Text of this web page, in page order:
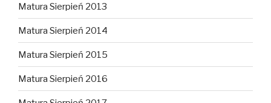
Matura Sierpień 2013
Matura Sierpień 2014
Matura Sierpień 2015
Matura Sierpień 2016